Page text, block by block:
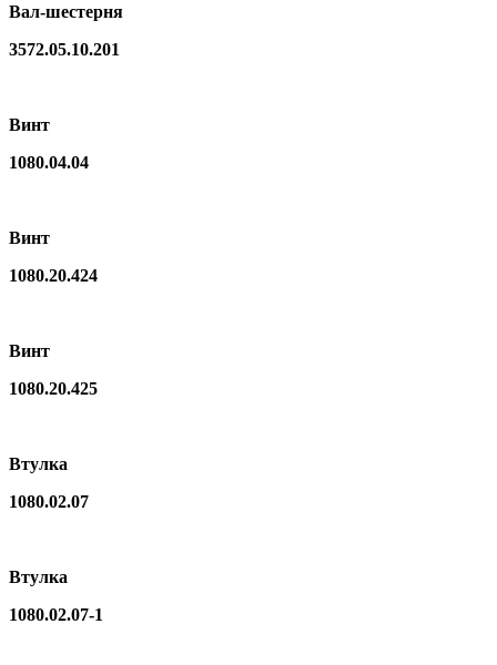
Вал-шестерня
3572.05.10.201
Винт
1080.04.04
Винт
1080.20.424
Винт
1080.20.425
Втулка
1080.02.07
Втулка
1080.02.07-1